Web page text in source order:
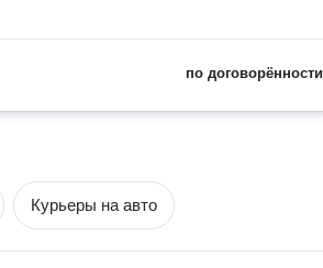
по договорённости
Курьеры на авто